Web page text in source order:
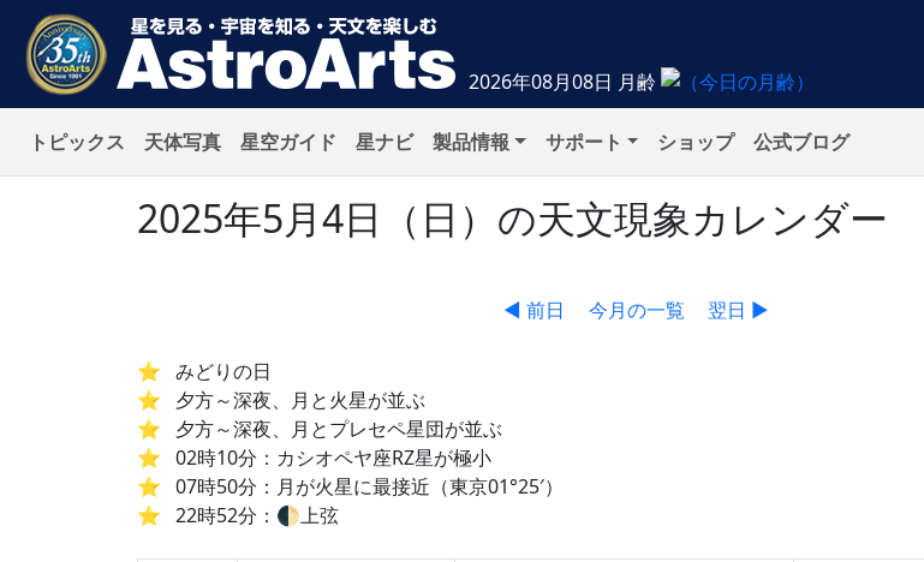
2026年08月08日 月齢
トピックス 天体写真 星空ガイド 星ナビ 製品情報 サポート ショップ 公式ブログ
2025年5月4日（日）の天文現象カレンダー
◀ 前日 今月の一覧 翌日 ▶
みどりの日
夕方～深夜、月と火星が並ぶ
夕方～深夜、月とプレセペ星団が並ぶ
02時10分：カシオペヤ座RZ星が極小
07時50分：月が火星に最接近（東京01°25′）
22時52分：🌓上弦